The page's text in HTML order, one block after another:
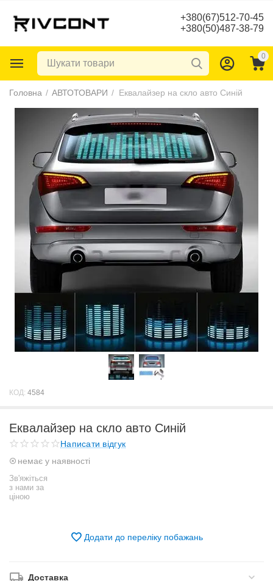
+380(67)512-70-45
+380(50)487-38-79
0
Головна / АВТОТОВАРИ / Еквалайзер на скло авто Синій
КОД: 4584
Еквалайзер на скло авто Синій
Написати відгук
немає у наявності
Зв'яжіться
з нами за
ціною
Додати до переліку побажань
Доставка